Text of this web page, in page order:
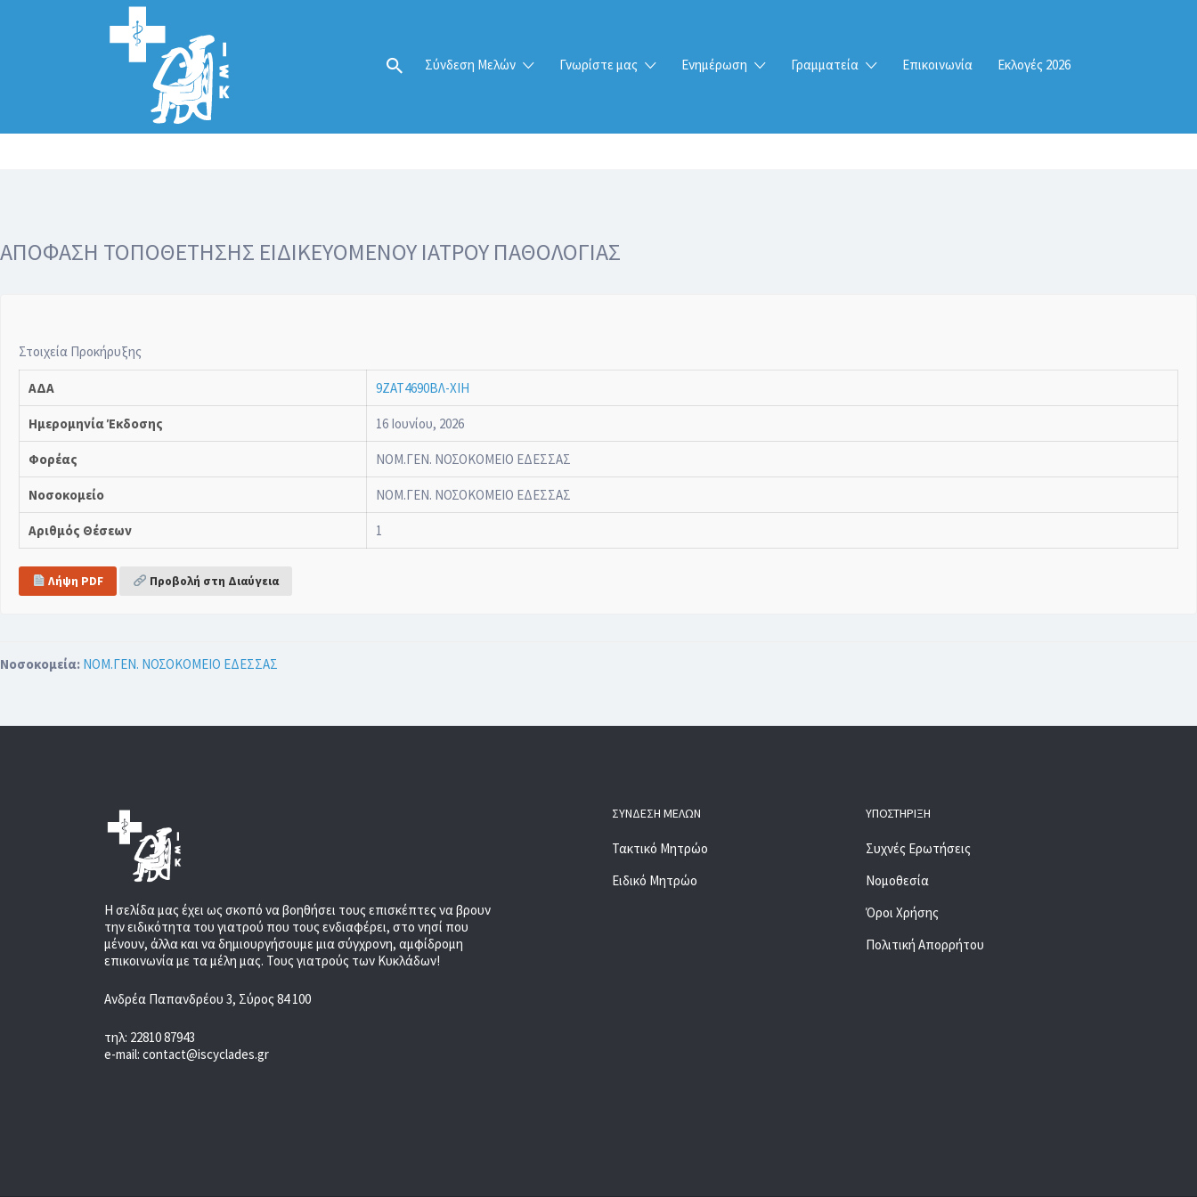
Σύνδεση Μελών Γνωρίστε μας Ενημέρωση Γραμματεία Επικοινωνία Εκλογές 2026
Αναζήτηση
για:
ΑΠΟΦΑΣΗ ΤΟΠΟΘΕΤΗΣΗΣ ΕΙΔΙΚΕΥΟΜΕΝΟΥ ΙΑΤΡΟΥ ΠΑΘΟΛΟΓΙΑΣ
Στοιχεία Προκήρυξης
ΑΔΑ 9ΖΑΤ4690ΒΛ-ΧΙΗ
Ημερομηνία Έκδοσης 16 Ιουνίου, 2026
Φορέας ΝΟΜ.ΓΕΝ. ΝΟΣΟΚΟΜΕΙΟ ΕΔΕΣΣΑΣ
Νοσοκομείο ΝΟΜ.ΓΕΝ. ΝΟΣΟΚΟΜΕΙΟ ΕΔΕΣΣΑΣ
Αριθμός Θέσεων 1
Λήψη PDF Προβολή στη Διαύγεια
Νοσοκομεία: ΝΟΜ.ΓΕΝ. ΝΟΣΟΚΟΜΕΙΟ ΕΔΕΣΣΑΣ
Η σελίδα μας έχει ως σκοπό να βοηθήσει τους επισκέπτες να βρουν
την ειδικότητα του γιατρού που τους ενδιαφέρει, στο νησί που
μένουν, άλλα και να δημιουργήσουμε μια σύγχρονη, αμφίδρομη
επικοινωνία με τα μέλη μας. Τους γιατρούς των Κυκλάδων!
Ανδρέα Παπανδρέου 3, Σύρος 84 100
τηλ: 22810 87943
e-mail: contact@iscyclades.gr
ΣΎΝΔΕΣΗ ΜΕΛΏΝ
Τακτικό Μητρώο
Ειδικό Μητρώο
ΥΠΟΣΤΉΡΙΞΗ
Συχνές Ερωτήσεις
Νομοθεσία
Όροι Χρήσης
Πολιτική Απορρήτου